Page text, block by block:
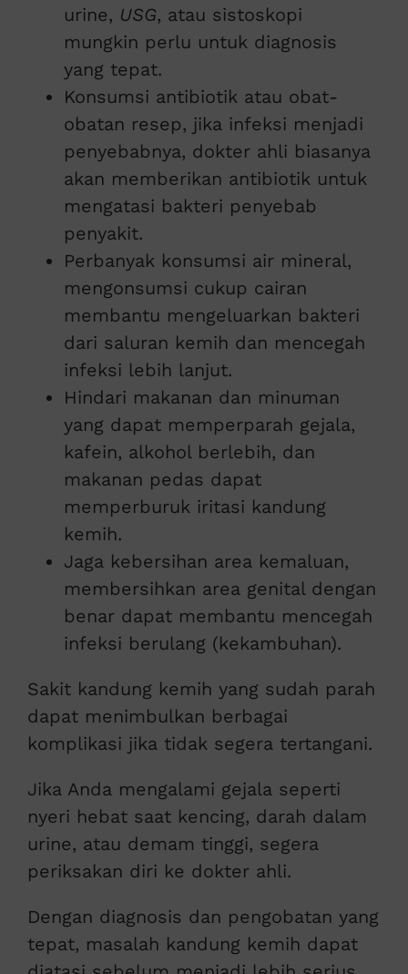
urine, USG, atau sistoskopi
mungkin perlu untuk diagnosis
yang tepat.
Konsumsi antibiotik atau obat-
obatan resep, jika infeksi menjadi
penyebabnya, dokter ahli biasanya
akan memberikan antibiotik untuk
mengatasi bakteri penyebab
penyakit.
Perbanyak konsumsi air mineral,
mengonsumsi cukup cairan
membantu mengeluarkan bakteri
dari saluran kemih dan mencegah
infeksi lebih lanjut.
Hindari makanan dan minuman
yang dapat memperparah gejala,
kafein, alkohol berlebih, dan
makanan pedas dapat
memperburuk iritasi kandung
kemih.
Jaga kebersihan area kemaluan,
membersihkan area genital dengan
benar dapat membantu mencegah
infeksi berulang (kekambuhan).
Sakit kandung kemih yang sudah parah
dapat menimbulkan berbagai
komplikasi jika tidak segera tertangani.
Jika Anda mengalami gejala seperti
nyeri hebat saat kencing, darah dalam
urine, atau demam tinggi, segera
periksakan diri ke dokter ahli.
Dengan diagnosis dan pengobatan yang
tepat, masalah kandung kemih dapat